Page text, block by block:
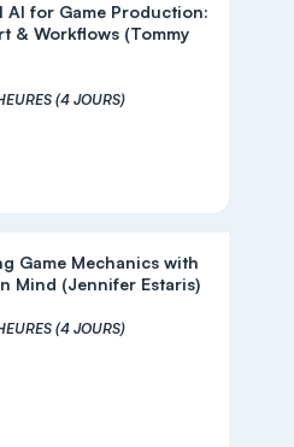
for Game Production:
& Workflows (Tommy
(4 JOURS)
Game Mechanics with
Mind (Jennifer Estaris)
(4 JOURS)